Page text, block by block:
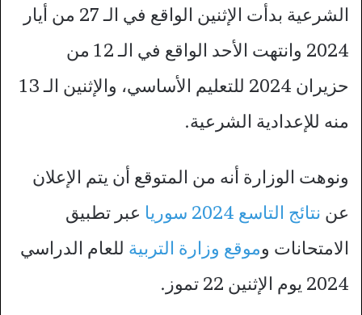
الشرعية بدأت الإثنين الواقع في الـ 27 من أيار
2024 وانتهت الأحد الواقع في الـ 12 من
حزيران 2024 للتعليم الأساسي، والإثنين الـ 13
منه للإعدادية الشرعية.
ونوهت الوزارة أنه من المتوقع أن يتم الإعلان
عن نتائج التاسع 2024 سوريا
عبر تطبيق
الامتحانات وموقع وزارة التربية للعام الدراسي
2024 يوم الإثنين 22 تموز.